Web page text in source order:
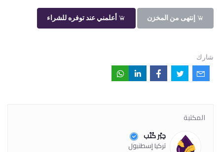
إنتهى من المخزن أعلمني عند توفره للشراء
شارك
المكتبة
حِبْر كُتُب
تركيا إسطنبول